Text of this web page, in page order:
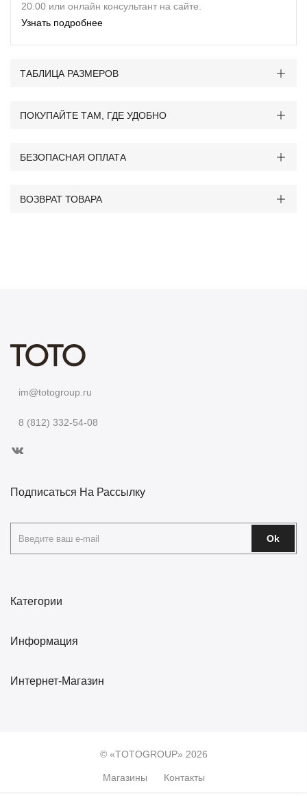
20.00 или онлайн консультант на сайте.
Узнать подробнее
ТАБЛИЦА РАЗМЕРОВ
ПОКУПАЙТЕ ТАМ, ГДЕ УДОБНО
БЕЗОПАСНАЯ ОПЛАТА
ВОЗВРАТ ТОВАРА
im@totogroup.ru
8 (812) 332-54-08
Категории
Информация
Интернет-Магазин
Подписаться На Рассылку
Ok
© «TOTOGROUP» 2026
Магазины Контакты